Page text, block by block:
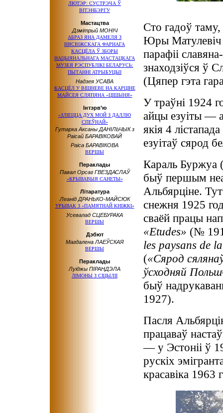
ЛЮТЭР: СУСТРЭЧА Ў
ВІТЭНБЭРГУ
Мастацтва
Дзмітрый МОНІЧ
АБРАЗ ЯНА ДАМЕЛЯ З
НЯСВІЖСКАГА ФАРНАГА
КАСЦЁЛА Ў ЗБОРЫ
НАЦЫЯНАЛЬНАГА МАСТАЦКАГА
МУЗЕЯ РЭСПУБЛІКІ БЕЛАРУСЬ:
ПЫТАННІ АТРЫБУЦЫІ
Надзея УСАВА
КАСЦЁЛ У ВІШНЕВЕ НА КАРЦІНЕ
МАЙСЕЯ СЛЯПЯНА «ЦІШЫНЯ»
Інтэрв’ю
«ЗЛІЕЦЦА ДУХ МОЙ З ДАЛЛЮ
СПЕЎНАЙ»
Гутарка Аксаны ДАНІЛЬЧЫК з
Раісай БАРАВІКОВАЙ
Раіса БАРАВІКОВА
ВЕРШЫ
Пераклады
Павал Орсаг ГВЕЗДАСЛАЎ
«КРЫВАВЫЯ САНЕТЫ»
Літаратура
Леанід ДРАНЬКО-МАЙСЮК
УРЫВАК З «ПАМЯТНАЙ КНІЖКІ»
Усевалад СЦЕБУРАКА
ВЕРШЫ
Дэбют
Магдалена ЛАЕЎСКАЯ
ВЕРШЫ
Пераклады
Луіджы ПІРАНДЭЛА
ЛІМОНЫ З СІЦЫЛІІ
Сто гадоў таму,
Юры Матулевіч
парафіі
знаходзіўся ў
(Цяпер гэта
У траўні 1924
айцы езуіты —
якія 4
езуітаў сярод
Караль Буржуа
быў першым
Альбярціне.
снежня 1925
сваёй працы
«Etudes» (№
les paysans de
(«Сярод
ўсходняй
быў
1927).
Пасля
працаваў
— у Эстоніі ў
рускіх
красавіка 1963